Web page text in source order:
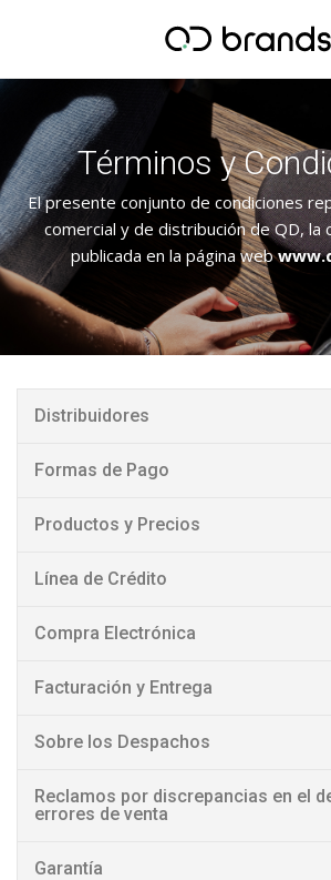
Términos y
El presente conjunto de condiciones
comercial y de distribución de QD, la
publicada en la página web
Distribuidores
Formas de Pago
Productos y Precios
Línea de Crédito
Compra Electrónica
Facturación y Entrega
Sobre los Despachos
Reclamos por discrepancias en el
errores de venta
Garantía